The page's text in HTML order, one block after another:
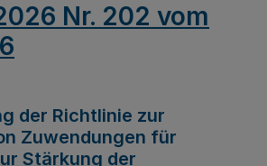
Nr. 202 vom
der Richtlinie zur
Zuwendungen für
Stärkung der